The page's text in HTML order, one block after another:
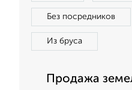
Без посредников
Из бруса
Продажа